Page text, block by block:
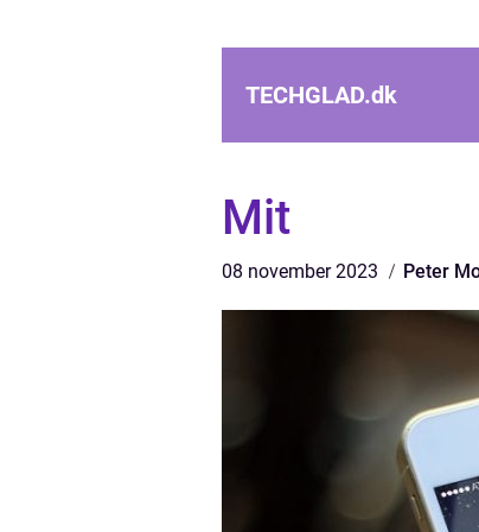
TECHGLAD.dk
Mit
08 november 2023 Peter